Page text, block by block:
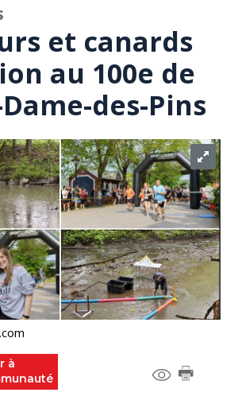
et canards
au 100e de
des-Pins
à